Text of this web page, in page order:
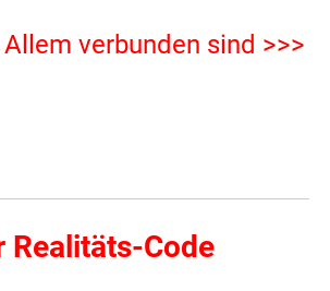
verbunden sind >>>
Realitäts-Code